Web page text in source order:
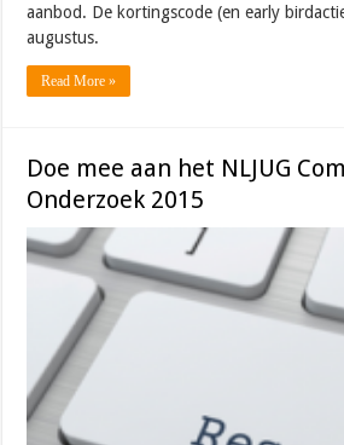
aanbod. De kortingscode (en early
augustus.
Read More »
Doe mee aan het NLJUG
Onderzoek 2015